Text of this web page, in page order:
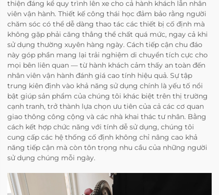
thiện đáng kể quy trình lên xe cho cả hành khách lẫn nhân
viên vận hành. Thiết kế công thái học đảm bảo rằng người
chăm sóc có thể dễ dàng thao tác các thiết bị cố định mà
không gặp phải căng thẳng thể chất quá mức, ngay cả khi
sử dụng thường xuyên hàng ngày. Cách tiếp cận chu đáo
này góp phần mang lại trải nghiệm di chuyển tích cực cho
mọi bên liên quan — từ hành khách cảm thấy an toàn đến
nhân viên vận hành đánh giá cao tính hiệu quả. Sự tập
trung kiên định vào khả năng sử dụng chính là yếu tố nổi
bật giúp sản phẩm của chúng tôi khác biệt trên thị trường
cạnh tranh, trở thành lựa chọn ưu tiên của cả các cơ quan
giao thông công cộng và các nhà khai thác tư nhân. Bằng
cách kết hợp chức năng với tính dễ sử dụng, chúng tôi
cung cấp các hệ thống cố định không chỉ nâng cao khả
năng tiếp cận mà còn tôn trọng nhu cầu của những người
sử dụng chúng mỗi ngày.